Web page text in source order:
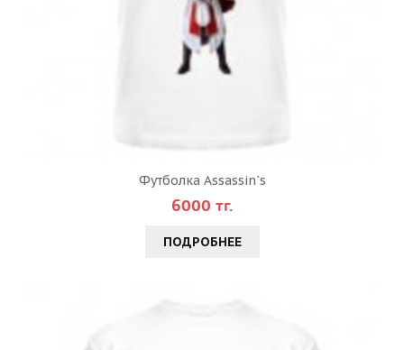
Футболка Assassin`s
6000 тг.
ПОДРОБНЕЕ